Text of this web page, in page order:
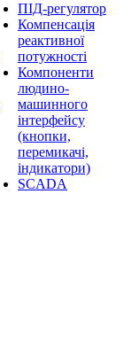
ПІД-регулятор
Компенсація
реактивної
потужності
Компоненти
людино-
машинного
інтерфейсу
(кнопки,
перемикачі,
індикатори)
SCADA